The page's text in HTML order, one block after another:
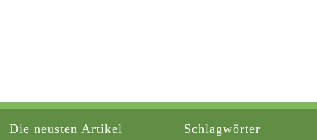
Die neusten Artikel Schlagwörter